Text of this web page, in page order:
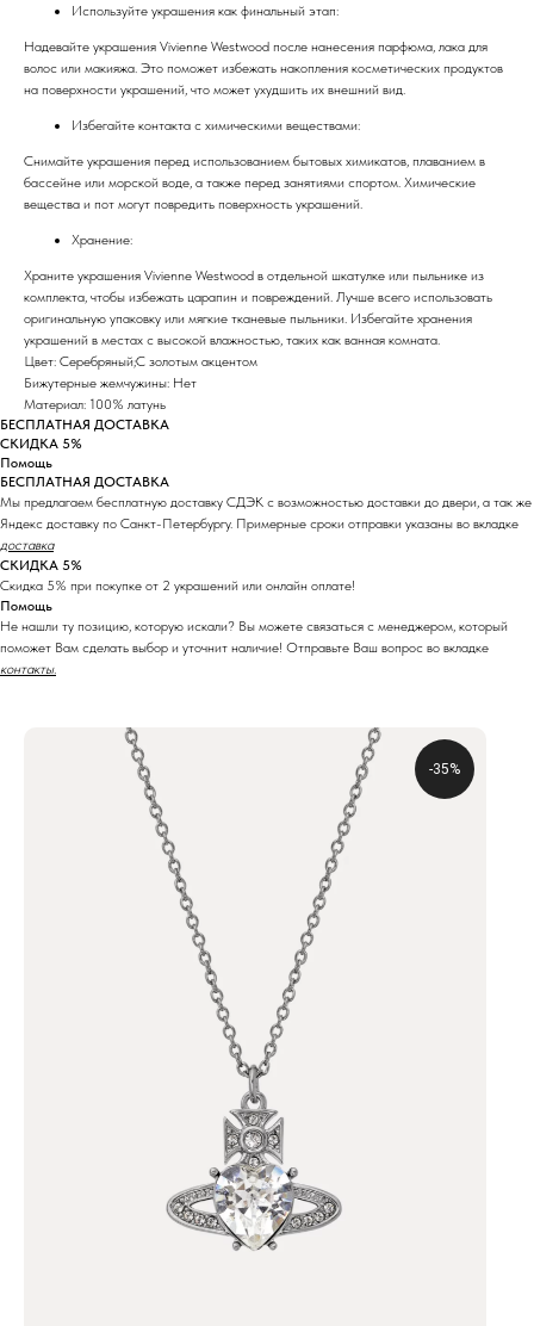
Используйте украшения как финальный этап:
Надевайте украшения Vivienne Westwood после нанесения парфюма, лака для
волос или макияжа. Это поможет избежать накопления косметических продуктов
на поверхности украшений, что может ухудшить их внешний вид.
Избегайте контакта с химическими веществами:
Снимайте украшения перед использованием бытовых химикатов, плаванием в
бассейне или морской воде, а также перед занятиями спортом. Химические
вещества и пот могут повредить поверхность украшений.
Хранение:
Храните украшения Vivienne Westwood в отдельной шкатулке или пыльнике из
комплекта, чтобы избежать царапин и повреждений. Лучше всего использовать
оригинальную упаковку или мягкие тканевые пыльники. Избегайте хранения
украшений в местах с высокой влажностью, таких как ванная комната.
Цвет: Серебряный;С золотым акцентом
Бижутерные жемчужины: Нет
Материал: 100% латунь
БЕСПЛАТНАЯ ДОСТАВКА
СКИДКА 5%
Помощь
БЕСПЛАТНАЯ ДОСТАВКА
Мы предлагаем бесплатную доставку СДЭК с возможностью доставки до двери, а так же
Яндекс доставку по Санкт-Петербургу. Примерные сроки отправки указаны во вкладке
доставка
СКИДКА 5%
Скидка 5% при покупке от 2 украшений или онлайн оплате!
Помощь
Не нашли ту позицию, которую искали? Вы можете связаться с менеджером, который
поможет Вам сделать выбор и уточнит наличие! Отправьте Ваш вопрос во вкладке
контакты.
-35%